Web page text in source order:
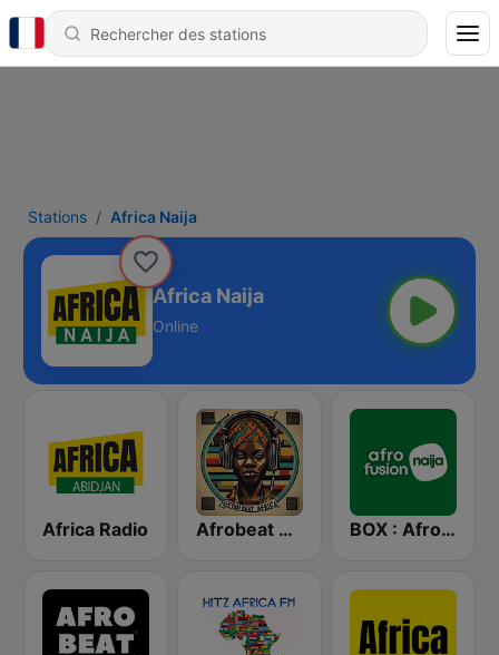
Stations Africa Naija
Africa Naija
Online
Africa Radio Afrobeat Africa BOX : Afrofusion Naija